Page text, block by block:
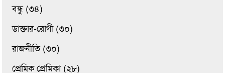
বন্ধু (৩৪)
ডাক্তার-রোগী (৩০)
রাজনীতি (৩০)
প্রেমিক প্রেমিকা (২৮)